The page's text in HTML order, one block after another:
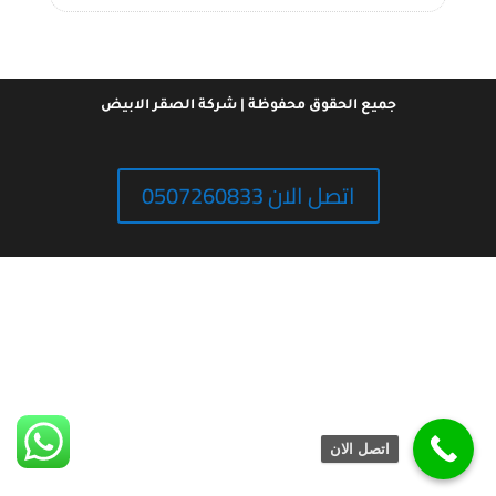
جميع الحقوق محفوظة | شركة الصقر الابيض
اتصل الان 0507260833
اتصل الان